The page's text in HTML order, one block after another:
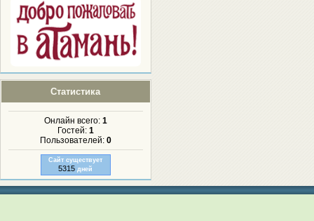
Статистика
Онлайн всего: 1
Гостей: 1
Пользователей: 0
Сайт существует
5315 дней